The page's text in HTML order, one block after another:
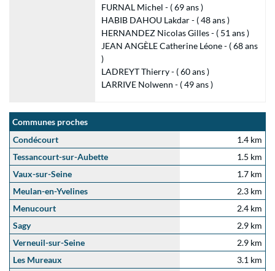
FURNAL Michel - ( 69 ans )
HABIB DAHOU Lakdar - ( 48 ans )
HERNANDEZ Nicolas Gilles - ( 51 ans )
JEAN ANGÈLE Catherine Léone - ( 68 ans
)
LADREYT Thierry - ( 60 ans )
LARRIVE Nolwenn - ( 49 ans )
Communes proches
Condécourt
1.4 km
Tessancourt-sur-Aubette
1.5 km
Vaux-sur-Seine
1.7 km
Meulan-en-Yvelines
2.3 km
Menucourt
2.4 km
Sagy
2.9 km
Verneuil-sur-Seine
2.9 km
Les Mureaux
3.1 km